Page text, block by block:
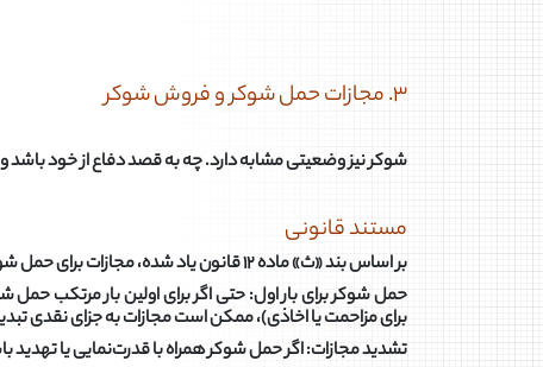
۳. مجازات حمل شوکر و فروش شوکر
شوکر نیز وضعیتی مشابه دارد. چه به قصد دفاع از خود
مستند قانونی
بر اساس بند «ث» ماده ۱۲ قانون یاد شده، مجازات برای حمل شوکر و فروش شوکر غیرمجاز، حبس از ۹۱ روز تا ۶ ماه تعیین شده است .
حمل شوکر برای بار اول: حتی اگر برای اولین بار
برای مزاحمت یا اخاذی)، ممکن است مجازات به جزای نقدی
تشدید مجازات: اگر حمل شوکر همراه با قدرت‌نمایی یا تهدید باشد، طبق ماده ۴۷ قانون مجازات اسلامی، جرم مشمول مجازات‌های